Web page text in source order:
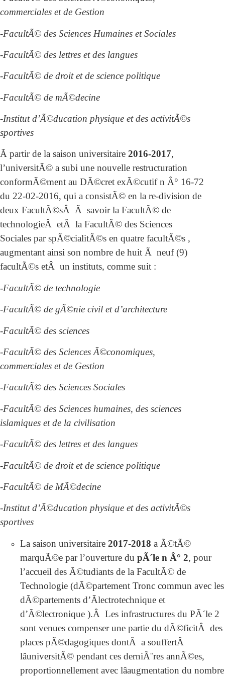
commerciales et de Gestion
-FacultÃ© des Sciences Humaines et Sociales
-FacultÃ© des lettres et des langues
-FacultÃ© de droit et de science politique
-FacultÃ© de mÃ©decine
-Institut d’Ã©ducation physique et des activitÃ©s
sportives
Ã partir de la saison universitaire 2016-2017,
l’universitÃ© a subi une nouvelle restructuration
conformÃ©ment au DÃ©cret exÃ©cutif n Â° 16-72
du 22-02-2016, qui a consistÃ© en la re-division de
deux FacultÃ©sÂ Ã savoir la FacultÃ© de
technologieÂ etÂ la FacultÃ© des Sciences
Sociales par spÃ©cialitÃ©s en quatre facultÃ©s ,
augmentant ainsi son nombre de huit Ã neuf (9)
facultÃ©s etÂ un instituts, comme suit :
-FacultÃ© de technologie
-FacultÃ© de gÃ©nie civil et d’architecture
-FacultÃ© des sciences
-FacultÃ© des Sciences Ã©conomiques,
commerciales et de Gestion
-FacultÃ© des Sciences Sociales
-FacultÃ© des Sciences humaines, des sciences
islamiques et de la civilisation
-FacultÃ© des lettres et des langues
-FacultÃ© de droit et de science politique
-FacultÃ© de MÃ©decine
-Institut d’Ã©ducation physique et des activitÃ©s
sportives
La saison universitaire 2017-2018 a Ã©tÃ©
marquÃ©e par l’ouverture du pÃ´le n Â° 2, pour
l’accueil des Ã©tudiants de la FacultÃ© de
Technologie (dÃ©partement Tronc commun avec les
dÃ©partements d’Ãlectrotechnique et
d’Ã©lectronique ).Â Les infrastructures du PÃ´le 2
sont venues compenser une partie du dÃ©ficitÂ des
places pÃ©dagogiques dontÂ a souffertÂ
lâuniversitÃ© pendant ces derniÃ¨res annÃ©es,
proportionnellement avec lâaugmentation du nombre